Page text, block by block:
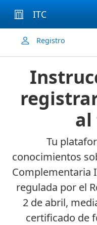
ITC
Registro
al
Tu
conocimientos
Complementaria
regulada por el
2 de abril,
certificado de